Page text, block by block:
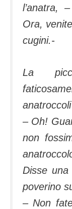
l’anatra,
Ora,
cugini.-
La
– Oh!
non
Disse
poverino
– Non